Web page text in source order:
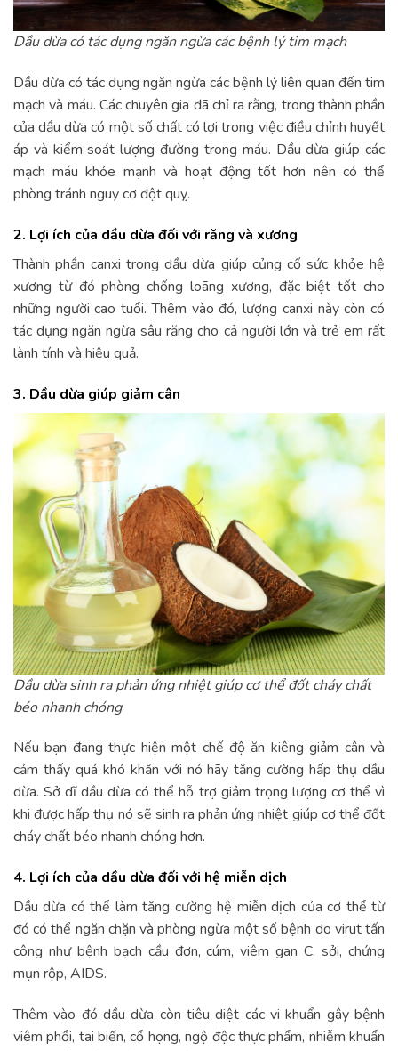
Dầu dừa có tác dụng ngăn ngừa các bệnh lý tim mạch
Dầu dừa có tác dụng ngăn ngừa các bệnh lý liên quan đến tim
mạch và máu. Các chuyên gia đã chỉ ra rằng, trong thành phần
của dầu dừa có một số chất có lợi trong việc điều chỉnh huyết
áp và kiểm soát lượng đường trong máu. Dầu dừa giúp các
mạch máu khỏe mạnh và hoạt động tốt hơn nên có thể
phòng tránh nguy cơ đột quỵ.
2. Lợi ích của dầu dừa đối với răng và xương
Thành phần canxi trong dầu dừa giúp củng cố sức khỏe hệ
xương từ đó phòng chống loãng xương, đặc biệt tốt cho
những người cao tuổi. Thêm vào đó, lượng canxi này còn có
tác dụng ngăn ngừa sâu răng cho cả người lớn và trẻ em rất
lành tính và hiệu quả.
3. Dầu dừa giúp giảm cân
Dầu dừa sinh ra phản ứng nhiệt giúp cơ thể đốt cháy chất
béo nhanh chóng
Nếu bạn đang thực hiện một chế độ ăn kiêng giảm cân và
cảm thấy quá khó khăn với nó hãy tăng cường hấp thụ dầu
dừa. Sở dĩ dầu dừa có thể hỗ trợ giảm trọng lượng cơ thể vì
khi được hấp thụ nó sẽ sinh ra phản ứng nhiệt giúp cơ thể đốt
cháy chất béo nhanh chóng hơn.
4. Lợi ích của dầu dừa đối với hệ miễn dịch
Dầu dừa có thể làm tăng cường hệ miễn dịch của cơ thể từ
đó có thể ngăn chặn và phòng ngừa một số bệnh do virut tấn
công như bệnh bạch cầu đơn, cúm, viêm gan C, sởi, chứng
mụn rộp, AIDS.
Thêm vào đó dầu dừa còn tiêu diệt các vi khuẩn gây bệnh
viêm phổi, tai biến, cổ họng, ngộ độc thực phẩm, nhiễm khuẩn